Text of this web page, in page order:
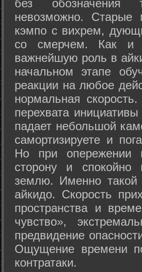
без обозначения
невозможно. Старые
кэмпо с вихрем,
со смерчем. Как и
важнейшую роль в
начальном этапе
реакции на любое
нормальная
перехвата
падает небольшой
самортизируете и
Но при опережении
сторону и
землю. Именно такой
айкидо. Скорость
пространства и
чувство»,
предвидение
Ощущение времени
контратаки.